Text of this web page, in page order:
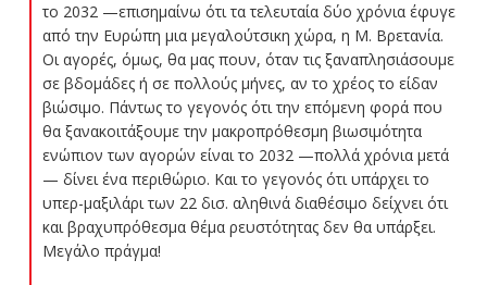
το 2032 —επισημαίνω ότι τα τελευταία δύο χρόνια έφυγε
από την Ευρώπη μια μεγαλούτσικη χώρα, η Μ. Βρετανία.
Οι αγορές, όμως, θα μας πουν, όταν τις ξαναπλησιάσουμε
σε βδομάδες ή σε πολλούς μήνες, αν το χρέος το είδαν
βιώσιμο. Πάντως το γεγονός ότι την επόμενη φορά που
θα ξανακοιτάξουμε την μακροπρόθεσμη βιωσιμότητα
ενώπιον των αγορών είναι το 2032 —πολλά χρόνια μετά
— δίνει ένα περιθώριο. Και το γεγονός ότι υπάρχει το
υπερ-μαξιλάρι των 22 δισ. αληθινά διαθέσιμο δείχνει ότι
και βραχυπρόθεσμα θέμα ρευστότητας δεν θα υπάρξει.
Μεγάλο πράγμα!